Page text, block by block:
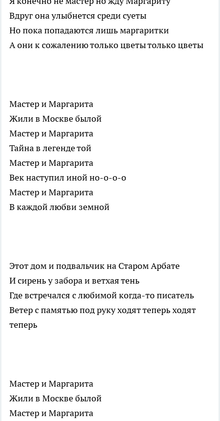
Вдруг она улыбнется среди суеты
Но пока попадаются лишь маргаритки
А они к сожалению только цветы только цветы
Мастер и Маргарита
Жили в Москве былой
Мастер и Маргарита
Тайна в легенде той
Мастер и Маргарита
Век наступил иной но-о-о-о
Мастер и Маргарита
В каждой любви земной
Этот дом и подвальчик на Старом Арбате
И сирень у забора и ветхая тень
Где встречался с любимой когда-то писатель
Ветер с памятью под руку ходят теперь ходят
теперь
Мастер и Маргарита
Жили в Москве былой
Мастер и Маргарита